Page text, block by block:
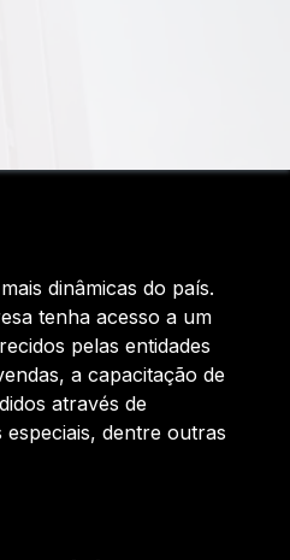
dinâmicas do país.
tenha acesso a um
pelas entidades
a capacitação de
através de
dentre outras